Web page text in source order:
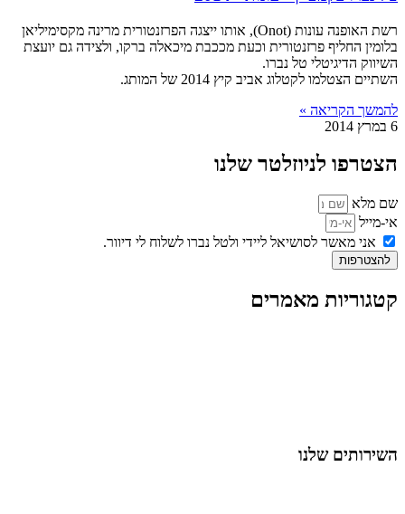
רשת האופנה עונות (Onot), אותו ייצגה הפרזנטורית מרינה מקסימיליאן
בלומין החליף פרזנטורית וכעת מככבת מיכאלה ברקו, ולצידה גם יועצת
השיווק הדיגיטלי טל נברו.
השתיים הצטלמו לקטלוג אביב קיץ 2014 של המותג.
להמשך הקריאה »
6 במרץ 2014
הצטרפו לניוזלטר שלנו
שם מלא
אי-מייל
אני מאשר לסושיאל ליידי ולטל נברו לשלוח לי דיוור.
להצטרפות
קטגוריות מאמרים
השירותים שלנו